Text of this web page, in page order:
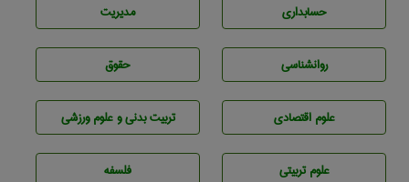
حسابداری مديريت
روانشناسی حقوق
علوم اقتصادی تربيت بدنی و علوم ورزشی
علوم تربيتی فلسفه